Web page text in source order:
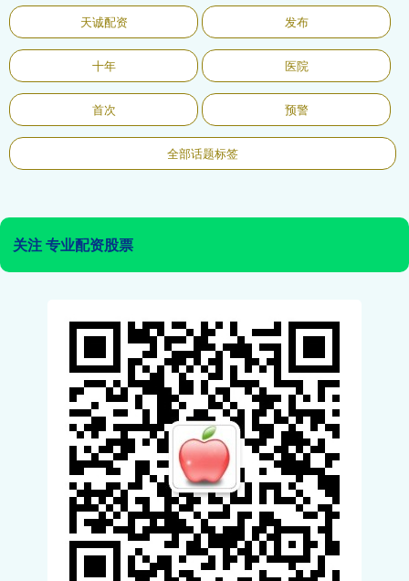
天诚配资 发布
十年 医院
首次 预警
全部话题标签
关注 专业配资股票